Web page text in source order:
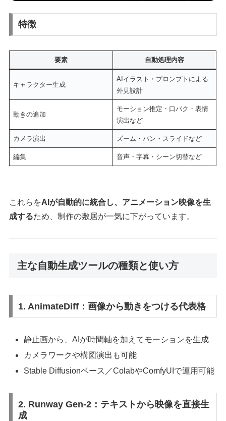
特徴
要素 自動処理内容
キャラクター生成
AIイラスト・プロンプトによる
外見設計
動きの追加
モーション推定・口パク・表情
演出など
カメラ演出 ズーム・パン・スライドなど
編集 音声・字幕・シーン切替など
これらをAIが自動的に統合し、アニメーション映像を生
成するため、制作の敷居が一気に下がっています。
主な自動生成ツールの種類と使い方
1. AnimateDiff：画像から動きをつける代表格
静止画から、AIが時間軸を加えてモーションを生成
カメラワークや構図演出も可能
Stable Diffusionベース／ColabやComfyUIで運用可能
2. Runway Gen-2：テキストから映像を直接生
成